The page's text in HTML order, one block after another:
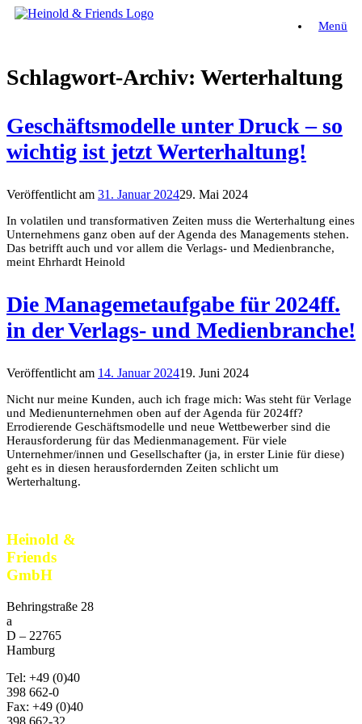
Zum
Menü
Schlagwort-Archiv: Werterhaltung
Geschäftsmodelle unter Druck – so
wichtig ist jetzt Werterhaltung!
Veröffentlicht am 31. Januar 202429. Mai 2024
In volatilen und transformativen Zeiten muss die Werterhaltung eines
Unternehmens ganz oben auf der Agenda des Managements stehen.
Das betrifft auch und vor allem die Verlags- und Medienbranche,
meint Ehrhardt Heinold
Die Managemetaufgabe für 2024ff.
in der Verlags- und Medienbranche!
Veröffentlicht am 14. Januar 202419. Juni 2024
Nicht nur meine Kunden, auch ich frage mich: Was steht für Verlage
und Medienunternehmen oben auf der Agenda für 2024ff?
Errodierende Geschäftsmodelle und neue Wettbewerber sind die
Herausforderung für das Medienmanagement. Für viele
Unternehmer/innen und Gesellschafter (ja, in erster Linie für diese)
geht es in diesen herausfordernden Zeiten schlicht um
Werterhaltung.
Heinold &
Friends
GmbH
Behringstraße 28
a
D – 22765
Hamburg
Tel: +49 (0)40
398 662-0
Fax: +49 (0)40
398 662-32